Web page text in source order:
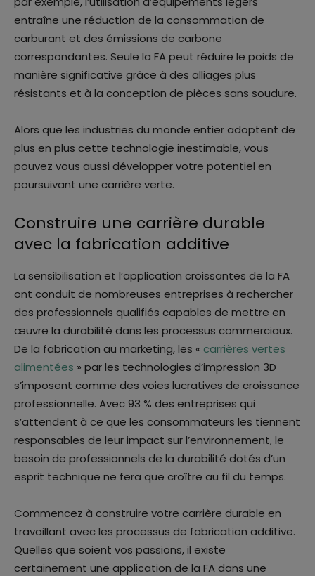
entraîne une réduction de la consommation de
carburant et des émissions de carbone
correspondantes. Seule la FA peut réduire le poids de
manière significative grâce à des alliages plus
résistants et à la conception de pièces sans soudure.
Alors que les industries du monde entier adoptent de
plus en plus cette technologie inestimable, vous
pouvez vous aussi développer votre potentiel en
poursuivant une carrière verte.
Construire une carrière durable
avec la fabrication additive
La sensibilisation et l’application croissantes de la FA
ont conduit de nombreuses entreprises à rechercher
des professionnels qualifiés capables de mettre en
œuvre la durabilité dans les processus commerciaux.
De la fabrication au marketing, les « carrières vertes
alimentées » par les technologies d’impression 3D
s’imposent comme des voies lucratives de croissance
professionnelle. Avec 93 % des entreprises qui
s’attendent à ce que les consommateurs les tiennent
responsables de leur impact sur l’environnement, le
besoin de professionnels de la durabilité dotés d’un
esprit technique ne fera que croître au fil du temps.
Commencez à construire votre carrière durable en
travaillant avec les processus de fabrication additive.
Quelles que soient vos passions, il existe
certainement une application de la FA dans une